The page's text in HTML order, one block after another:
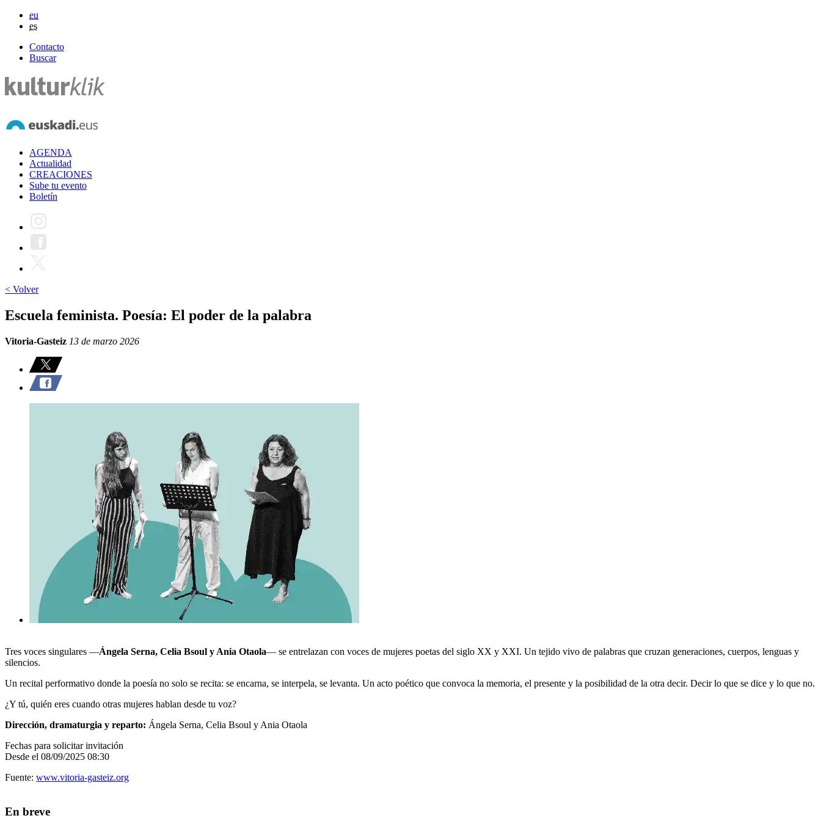
eu
es
Contacto
Buscar
AGENDA
Actualidad
CREACIONES
Sube tu evento
Boletín
< Volver
Escuela feminista. Poesía: El poder de la palabra
Vitoria-Gasteiz 13 de marzo 2026
Tres voces singulares —Ángela Serna, Celia Bsoul y Ania Otaola— se entrelazan con voces de mujeres poetas del siglo XX y XXI. Un tejido vivo de palabras que cruzan generaciones, cuerpos, lenguas y
silencios.
Un recital performativo donde la poesía no solo se recita: se encarna, se interpela, se levanta. Un acto poético que convoca la memoria, el presente y la posibilidad de la otra decir. Decir lo que se dice y lo que no.
¿Y tú, quién eres cuando otras mujeres hablan desde tu voz?
Dirección, dramaturgia y reparto: Ángela Serna, Celia Bsoul y Ania Otaola
Fechas para solicitar invitación
Desde el 08/09/2025 08:30
Fuente: www.vitoria-gasteiz.org
En breve